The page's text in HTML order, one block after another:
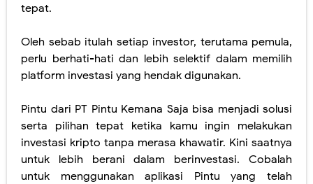
tepat.
Oleh sebab itulah setiap investor, terutama pemula,
perlu berhati-hati dan lebih selektif dalam memilih
platform investasi yang hendak digunakan.
Pintu dari PT Pintu Kemana Saja bisa menjadi solusi
serta pilihan tepat ketika kamu ingin melakukan
investasi kripto tanpa merasa khawatir. Kini saatnya
untuk lebih berani dalam berinvestasi. Cobalah
untuk menggunakan aplikasi Pintu yang telah